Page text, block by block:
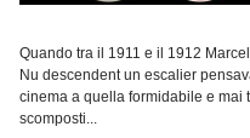
Quando tra il 1911 e il 1912
Nu descendent un escalier
cinema a quella formidabile e mai
scomposti...